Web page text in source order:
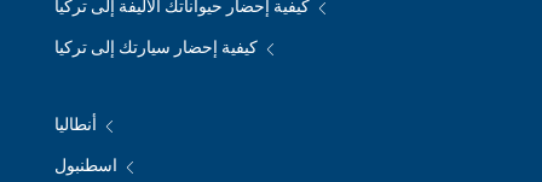
كيفية إحضار حيواناتك الأليفة إلى تركيا
كيفية إحضار سيارتك إلى تركيا
أنطاليا
اسطنبول